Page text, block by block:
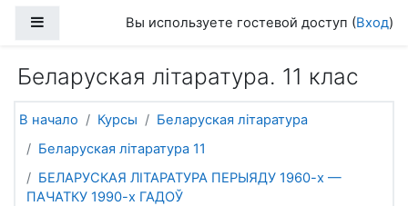
Боковая панельВы используете гостевой доступ (Вход)
Беларуская літаратура. 11 клас
В начало Курсы
Беларуская літаратура
Беларуская літаратура 11
БЕЛАРУСКАЯ ЛІТАРАТУРА ПЕРЫЯДУ 1960-х —
ПАЧАТКУ 1990-х ГАДОЎ